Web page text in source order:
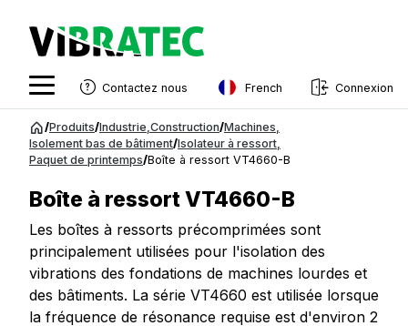
contenu
Contactez nous French
English
Swedish
French
Estonian
Finnish
Danish
Connexion
/Produits/Industrie Construction/Machines
Isolement bas de bâtiment/Isolateur à ressort
Paquet de printemps/Boîte à ressort VT4660-B
Boîte à ressort VT4660-B
Les boîtes à ressorts précomprimées sont
principalement utilisées pour l'isolation des
vibrations des fondations de machines lourdes et
des bâtiments. La série VT4660 est utilisée lorsque
la fréquence de résonance requise est d'environ 2